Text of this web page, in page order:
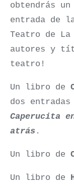
obtendrás
entrada de
Teatro de La
autores y
teatro!
Un libro de
dos
Caperucita
atrás .
Un libro de
Un libro de